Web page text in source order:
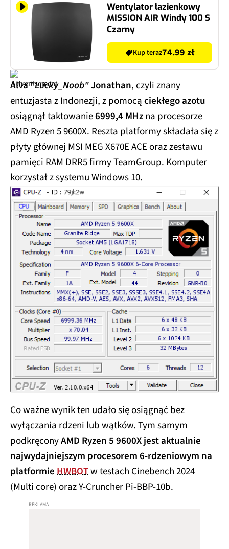
Wentylator łazienkowy
MISSION AIR Windy 100 S
Czarny
Kup teraz74.99 zł
Alva"Lucky_Noob"Jonathan, czyli znany
entuzjasta z Indonezji, z pomocąciekłego azotu
osiągnął taktowanie6999,4 MHzna procesorze
AMD Ryzen 5 9600X. Reszta platformy składała się z
płyty głównej MSI MEG X670E ACE oraz zestawu
pamięci RAM DRR5 firmy TeamGroup. Komputer
korzystał z systemu Windows 10.
Co ważne wynik ten udało się osiągnąć bez
wyłączania rdzeni lub wątków. Tym samym
podkręconyAMD Ryzen 5 9600X jest aktualnie
najwydajniejszym procesorem 6-rdzeniowym na
platformieHWBOTw testach Cinebench 2024
(Multi core) oraz Y-Cruncher Pi-BBP-10b.